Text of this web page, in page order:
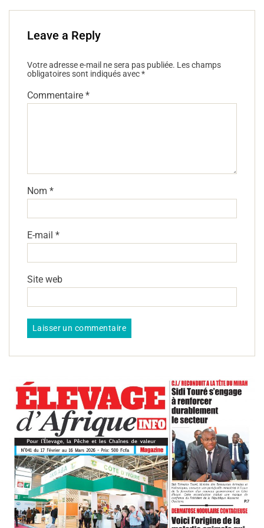
Leave a Reply
Votre adresse e-mail ne sera pas publiée. Les champs
obligatoires sont indiqués avec*
Commentaire *
Nom *
E-mail *
Site web